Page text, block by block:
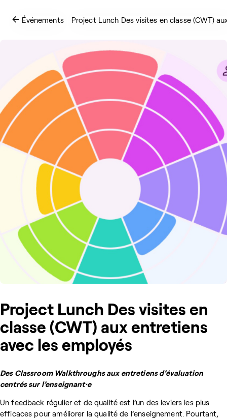
Événements Project Lunch Des visites en classe (CWT)
Project Lunch Des visites en
classe (CWT) aux entretiens
avec les employés
Des Classroom Walkthroughs aux entretiens d’évaluation
centrés sur l’enseignant·e
Un feedback régulier et de qualité est l’un des leviers les plus
efficaces pour améliorer la qualité de l’enseignement. Pourtant,